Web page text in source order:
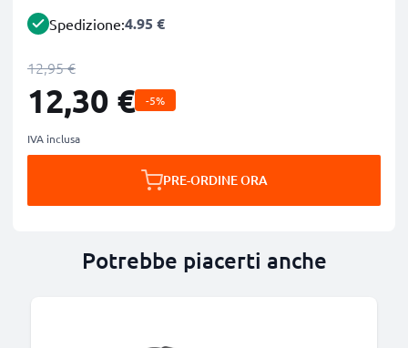
Spedizione:4.95 €
12,95 €
12,30 € -5%
IVA inclusa
PRE-ORDINE ORA
Potrebbe piacerti anche